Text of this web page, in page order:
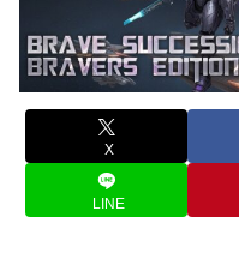
X
LINE